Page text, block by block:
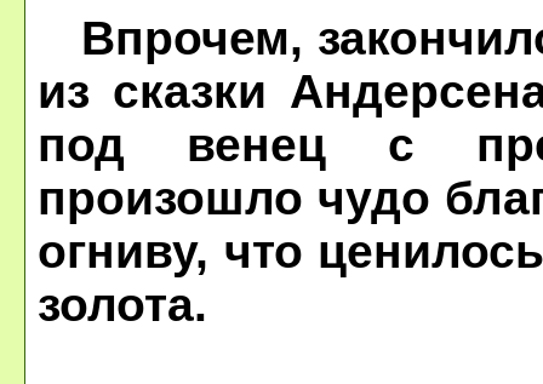
Впрочем,
из сказки
под венец с
произошло чудо
огниву, что
золота.